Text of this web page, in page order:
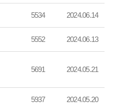
5534 2024.06.14
5552 2024.06.13
5691 2024.05.21
5937 2024.05.20